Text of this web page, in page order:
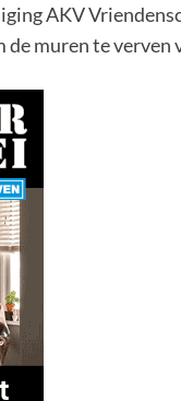
AKV
muren te verven